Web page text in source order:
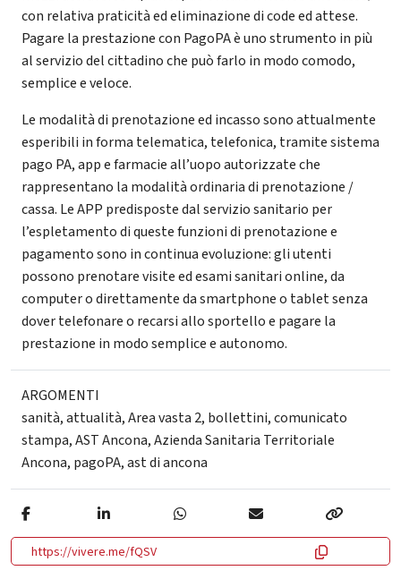
con relativa praticità ed eliminazione di code ed attese.
Pagare la prestazione con PagoPA è uno strumento in più
al servizio del cittadino che può farlo in modo comodo,
semplice e veloce.
Le modalità di prenotazione ed incasso sono attualmente
esperibili in forma telematica, telefonica, tramite sistema
pago PA, app e farmacie all’uopo autorizzate che
rappresentano la modalità ordinaria di prenotazione /
cassa. Le APP predisposte dal servizio sanitario per
l’espletamento di queste funzioni di prenotazione e
pagamento sono in continua evoluzione: gli utenti
possono prenotare visite ed esami sanitari online, da
computer o direttamente da smartphone o tablet senza
dover telefonare o recarsi allo sportello e pagare la
prestazione in modo semplice e autonomo.
ARGOMENTI
sanità,attualità,Area vasta 2, bollettini,comunicato
stampa,AST Ancona,Azienda Sanitaria Territoriale
Ancona, pagoPA,ast di ancona
https://vivere.me/fQSV